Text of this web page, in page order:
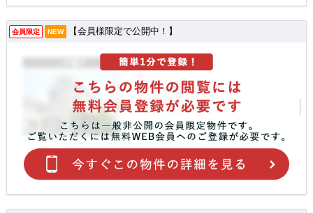
会員限定 NEW 【会員様限定で公開中！】